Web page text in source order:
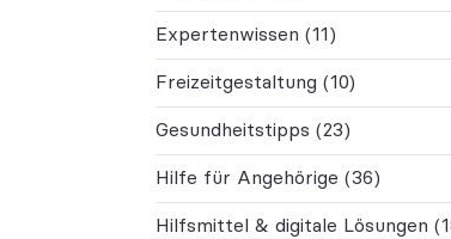
Expertenwissen (11)
Freizeitgestaltung (10)
Gesundheitstipps (23)
Hilfe für Angehörige (36)
Hilfsmittel & digitale Lösungen